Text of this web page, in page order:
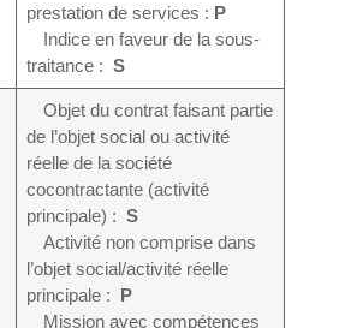
prestation de services : P
Indice en faveur de la sous-
traitance : S
Objet du contrat faisant partie
de l’objet social ou activité
réelle de la société
cocontractante (activité
principale) : S
Activité non comprise dans
l’objet social/activité réelle
principale : P
Mission avec compétences